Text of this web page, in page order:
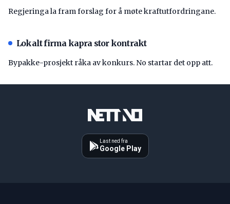
Regjeringa la fram forslag for å møte kraftutfordringane.
Lokalt firma kapra stor kontrakt
Bypakke-prosjekt råka av konkurs. No startar det opp att.
Last ned fra
Google Play